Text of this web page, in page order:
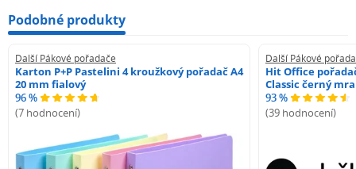
Podobné produkty
Další Pákové pořadače
Karton P+P Pastelini 4 kroužkový pořadač A4
20 mm fialový
96 %
(7 hodnocení)
Další Pákové
Hit Office
Classic černý
93 %
(39 hodnocení)